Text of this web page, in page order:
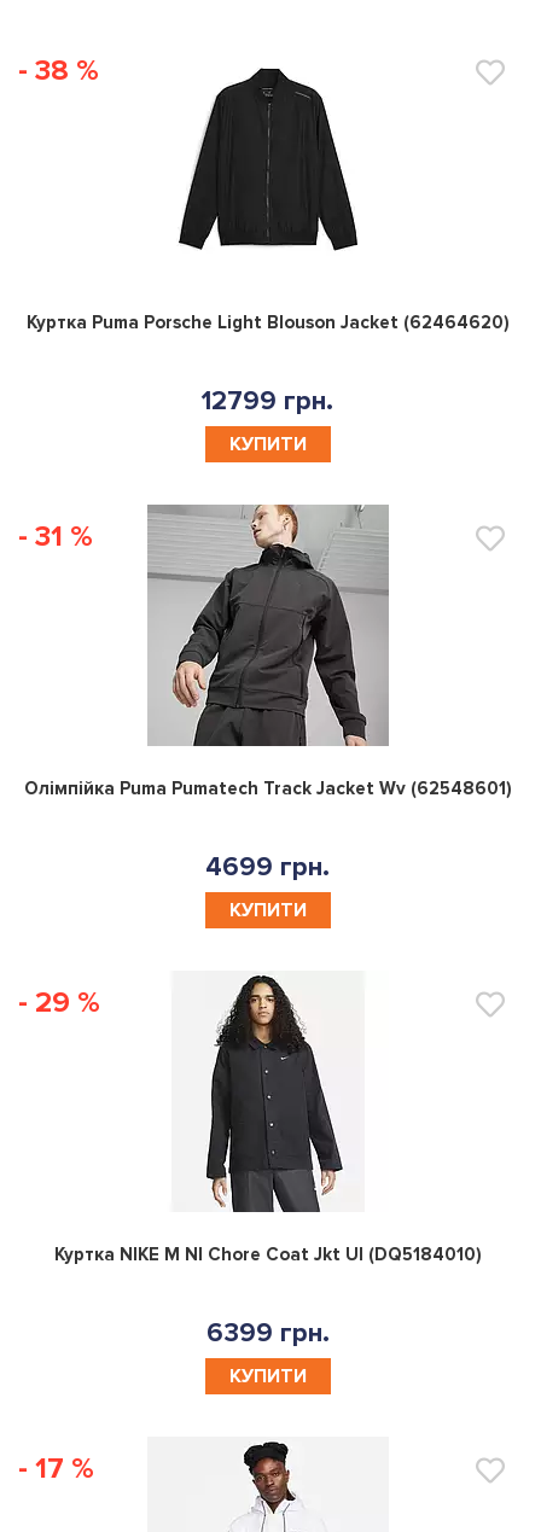
- 38 %
0
Куртка Puma Porsche Light Blouson Jacket (62464620)
12799 грн.
КУПИТИ
- 31 %
0
Олімпійка Puma Pumatech Track Jacket Wv (62548601)
4699 грн.
КУПИТИ
- 29 %
0
Куртка NIKE M Nl Chore Coat Jkt Ul (DQ5184010)
6399 грн.
КУПИТИ
- 17 %